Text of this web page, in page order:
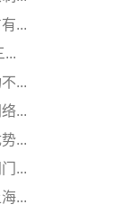
...
...
...
...
...
...
...